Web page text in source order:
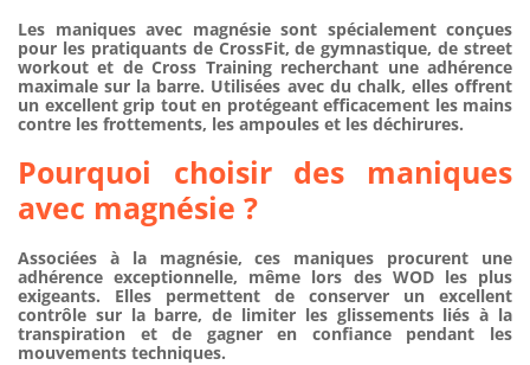
Les maniques avec magnésiesont spécialement conçues
pour les pratiquants de CrossFit, de gymnastique, de street
workout et de Cross Training recherchant une adhérence
maximale sur la barre. Utilisées avec du chalk, elles offrent
un excellent grip tout en protégeant efficacement les mains
contre les frottements, les ampoules et les déchirures.
Pourquoi choisir des maniques
avec magnésie ?
Associées à la magnésie, ces maniques procurent une
adhérence exceptionnelle, même lors des WOD les plus
exigeants. Elles permettent de conserver un excellent
contrôle sur la barre, de limiter les glissements liés à la
transpiration et de gagner en confiance pendant les
mouvements techniques.